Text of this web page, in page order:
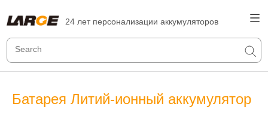
24 лет персонализации аккумуляторов
Батарея Литий-ионный аккумулятор